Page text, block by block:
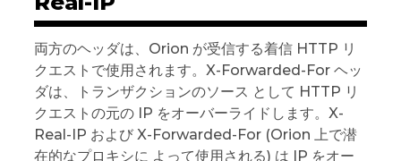
両方のヘッダは、Orion が受信する着信 HTTP リ
クエストで使用されます。X-Forwarded-For ヘッ
ダは、トランザクションのソース として HTTP リ
クエストの元の IP をオーバーライドします。X-
Real-IP および X-Forwarded-For (Orion 上で潜
在的なプロキシに よって使用される) は IP をオー